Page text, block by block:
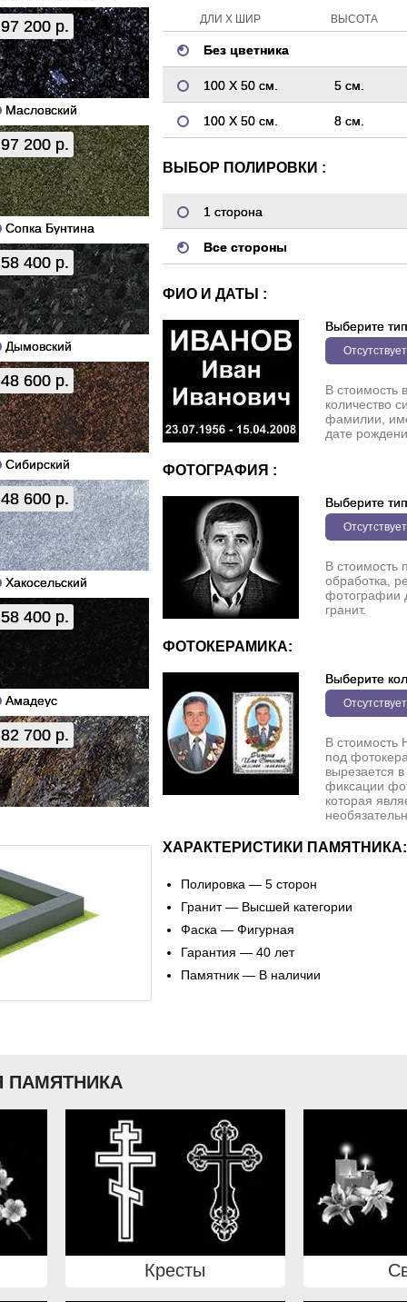
97 200 р.
Масловский
97 200 р.
Сопка Бунтина
58 400 р.
Дымовский
48 600 р.
Сибирский
48 600 р.
Хакосельский
58 400 р.
Амадеус
82 700 р.
ДЛИ Х ШИР ВЫСОТА
Без цветника
100 Х 50 см. 5 см.
100 Х 50 см. 8 см.
ВЫБОР ПОЛИРОВКИ :
1 сторона
Все стороны
ФИО И ДАТЫ :
Выберите тип
Отсутствует
В стоимость
количество
фамилии,
дате
ФОТОГРАФИЯ :
Выберите тип
Отсутствует
В стоимость
обработка,
фотографии
гранит.
ФОТОКЕРАМИКА:
Выберите
Отсутствует
В стоимость
под
вырезается
фиксации
которая
ХАРАКТЕРИСТИКИ ПАМЯТНИКА:
Полировка — 5 сторон
Гранит — Высшей категории
Фаска — Фигурная
Гарантия — 40 лет
Памятник — В наличии
ПАМЯТНИКА
Кресты